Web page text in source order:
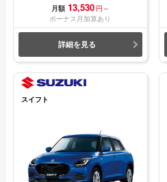
月額 13,530 円～
ボーナス月加算あり
詳細を見る
スイフト